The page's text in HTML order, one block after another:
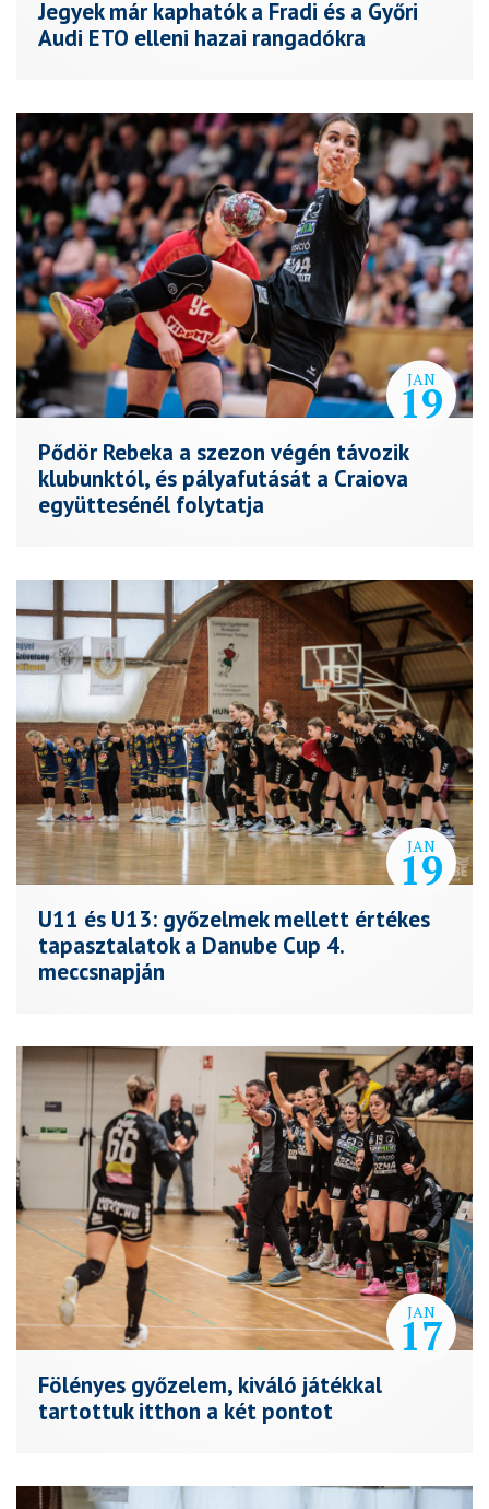
Jegyek már kaphatók a Fradi és a Győri
Audi ETO elleni hazai rangadókra
JAN
19
Pődör Rebeka a szezon végén távozik
klubunktól, és pályafutását a Craiova
együttesénél folytatja
JAN
19
U11 és U13: győzelmek mellett értékes
tapasztalatok a Danube Cup 4.
meccsnapján
JAN
17
Fölényes győzelem, kiváló játékkal
tartottuk itthon a két pontot